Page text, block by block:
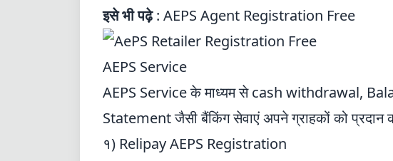
इसे भी पढ़े: AEPS Agent Registration Free
AEPS Service
AEPS Service के माध्यम से cash withdrawal,
Statement जैसी बैंकिंग सेवाएं अपने ग्राहकों को
१) Relipay AEPS Registration